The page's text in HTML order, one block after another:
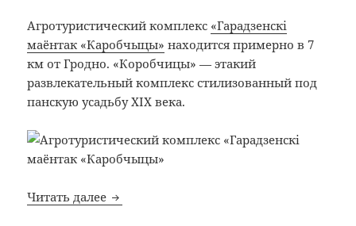
Агротуристический комплекс «Гарадзенскi
маёнтак «Каробчыцы» находится примерно в 7
км от Гродно. «Коробчицы» — этакий
развлекательный комплекс стилизованный под
панскую усадьбу XIX века.
Читать далее Поездка в агротуристический